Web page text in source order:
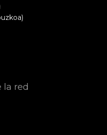
la red